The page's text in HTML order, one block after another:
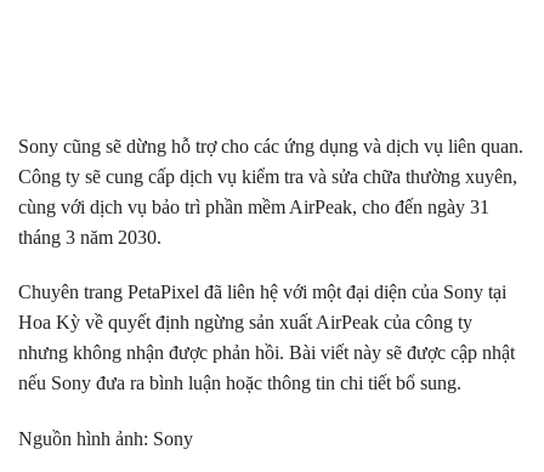
Sony cũng sẽ dừng hỗ trợ cho các ứng dụng và dịch vụ liên quan.
Công ty sẽ cung cấp dịch vụ kiểm tra và sửa chữa thường xuyên,
cùng với dịch vụ bảo trì phần mềm AirPeak, cho đến ngày 31
tháng 3 năm 2030.
Chuyên trang PetaPixel đã liên hệ với một đại diện của Sony tại
Hoa Kỳ về quyết định ngừng sản xuất AirPeak của công ty
nhưng không nhận được phản hồi. Bài viết này sẽ được cập nhật
nếu Sony đưa ra bình luận hoặc thông tin chi tiết bổ sung.
Nguồn hình ảnh: Sony